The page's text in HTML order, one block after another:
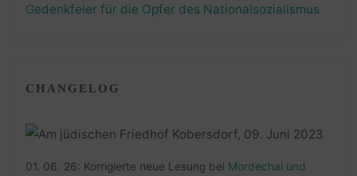
Gedenkfeier für die Opfer des Nationalsozialismus
CHANGELOG
01. 06. 26: Korrigierte neue Lesung bei Mordechai und